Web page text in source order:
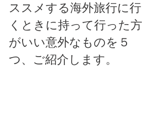
ススメする海外旅行に行
くときに持って行った方
がいい意外なものを５
つ、ご紹介します。